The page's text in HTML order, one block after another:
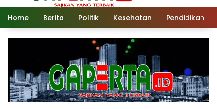
Home Berita Politik Kesehatan Pendidikan